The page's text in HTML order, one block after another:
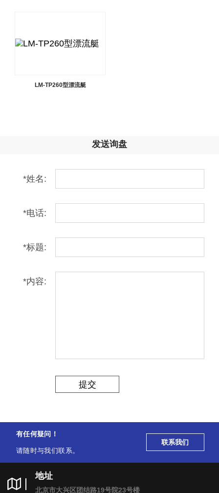
LM-TP260型漂流艇
发送询盘
*姓名:
*电话:
*标题:
*内容:
提交
有任何疑问！
请随时与我们联系。
联系我们
地址
北京市大兴区团结路19号院23号楼